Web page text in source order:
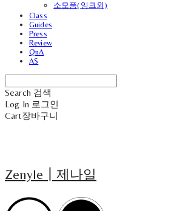
소모품(잉크외)
Class
Guides
Press
Review
QnA
AS
Search 검색
Log In 로그인
Cart장바구니
Zenyle┃제나일